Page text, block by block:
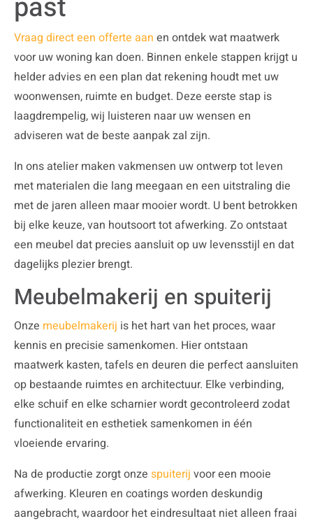
past
Vraag direct een offerte aan en ontdek wat maatwerk
voor uw woning kan doen. Binnen enkele stappen krijgt u
helder advies en een plan dat rekening houdt met uw
woonwensen, ruimte en budget. Deze eerste stap is
laagdrempelig, wij luisteren naar uw wensen en
adviseren wat de beste aanpak zal zijn.
In ons atelier maken vakmensen uw ontwerp tot leven
met materialen die lang meegaan en een uitstraling die
met de jaren alleen maar mooier wordt. U bent betrokken
bij elke keuze, van houtsoort tot afwerking. Zo ontstaat
een meubel dat precies aansluit op uw levensstijl en dat
dagelijks plezier brengt.
Meubelmakerij en spuiterij
Onze meubelmakerij is het hart van het proces, waar
kennis en precisie samenkomen. Hier ontstaan
maatwerk kasten, tafels en deuren die perfect aansluiten
op bestaande ruimtes en architectuur. Elke verbinding,
elke schuif en elke scharnier wordt gecontroleerd zodat
functionaliteit en esthetiek samenkomen in één
vloeiende ervaring.
Na de productie zorgt onze spuiterij voor een mooie
afwerking. Kleuren en coatings worden deskundig
aangebracht, waardoor het eindresultaat niet alleen fraai